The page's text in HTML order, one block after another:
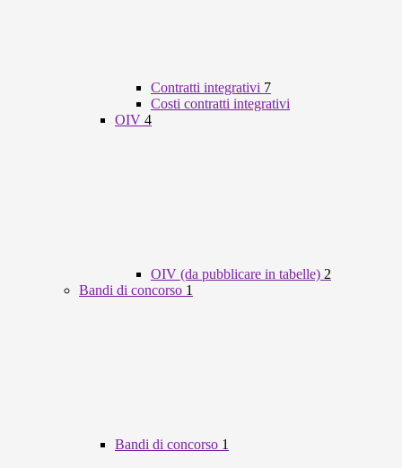
Contratti integrativi 7
Costi contratti integrativi
OIV 4
OIV (da pubblicare in tabelle) 2
Bandi di concorso 1
Bandi di concorso 1